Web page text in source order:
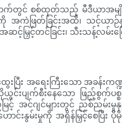
အောက်တွင် စစ်ထုတ်သည့် မီဒီယာ
အကဲဖြတ်ခြင်းအထိ၊ သင့်ယာဉ်
ြှင့်တင်ခြင်း၊ သီးသန့်လမ်းကြ
ပြီး အရေးကြီးသော အခန်းက
င်းပျက်စီးနေသော ဖြည့်စွက်ပ
င့် အင်ဂျင်များတွင် ညစ်ညမ်း
ောင်းနွမ်းမှုကို အရှိန်မြှင့်စေပြီ